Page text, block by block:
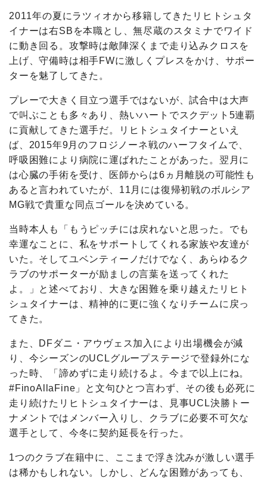
2011年の夏にラツィオから移籍してきたリヒトシュタ
イナーは右SBを本職とし、無尽蔵のスタミナでワイド
に動き回る。攻撃時は敵陣深くまで走り込みクロスを
上げ、守備時は相手FWに激しくプレスをかけ、サポー
ターを魅了してきた。
プレーで大きく目立つ選手ではないが、試合中は大声
で叫ぶことも多々あり、熱いハートでスクデット5連覇
に貢献してきた選手だ。リヒトシュタイナーといえ
ば、2015年9月のフロジノーネ戦のハーフタイムで、
呼吸困難により病院に運ばれたことがあった。翌月に
は心臓の手術を受け、医師からは6ヵ月離脱の可能性も
あると言われていたが、11月には復帰初戦のボルシア
MG戦で貴重な同点ゴールを決めている。
当時本人も「もうピッチには戻れないと思った。でも
幸運なことに、私をサポートしてくれる家族や友達が
いた。そしてユベンティーノだけでなく、あらゆるク
ラブのサポーターが励ましの言葉を送ってくれた
よ。」と述べており、大きな困難を乗り越えたリヒト
シュタイナーは、精神的に更に強くなりチームに戻っ
てきた。
また、DFダニ・アウヴェス加入により出場機会が減
り、今シーズンのUCLグループステージで登録外にな
った時、「諦めずに走り続けるよ。今まで以上にね。
#FinoAllaFine」と文句ひとつ言わず、その後も必死に
走り続けたリヒトシュタイナーは、見事UCL決勝トー
ナメントではメンバー入りし、クラブに必要不可欠な
選手として、今冬に契約延長を行った。
1つのクラブ在籍中に、ここまで浮き沈みが激しい選手
は稀かもしれない。しかし、どんな困難があっても、